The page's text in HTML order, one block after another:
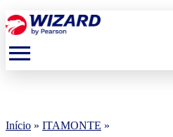
menu
Início » ITAMONTE »